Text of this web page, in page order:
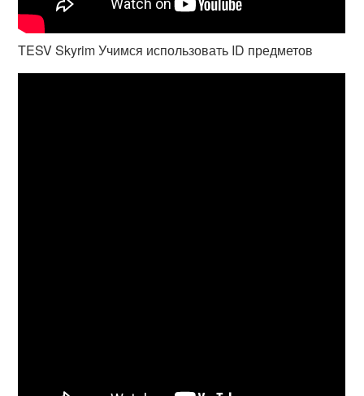
TESV Skyrim Учимся использовать ID предметов